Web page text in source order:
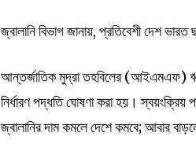
জ্বালানি বিভাগ জানায়, প্রতিবেশী দেশ
আন্তর্জাতিক মুদ্রা তহবিলের (আইএমএফ)
নির্ধারণ পদ্ধতি ঘোষণা করা হয়। স্বয়ংক্রিয়
জ্বালানির দাম কমলে দেশে কমবে; আবার